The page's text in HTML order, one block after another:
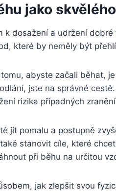
jako
k dosažení a udržení
které by neměly být
abyste začali běhat,
jste na správné
rizika případných
jít pomalu a postupně
stanovit cíle, které
při běhu na určitou
jak zlepšit svou